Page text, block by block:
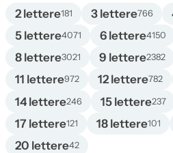
2 lettere181 3 lettere766
5 lettere4071 6 lettere4150
8 lettere3021 9 lettere2382
11 lettere972 12 lettere782
14 lettere246 15 lettere237
17 lettere121 18 lettere101
20 lettere42